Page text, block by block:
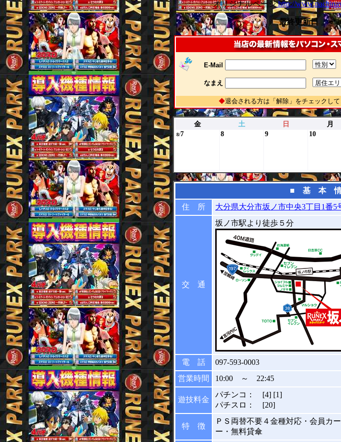
オリジナルページhttp://
最終更新日 ＜
E-Mail
なまえ
◆退会される方は「解除」をチェックし
金 土 日 月
8/7 8 9 10
■ 基 本
住 所
大分県大分市坂ノ市中央3丁目1番5
交 通
坂ノ市駅より徒歩５分
電 話
097-593-0003
営業時間
10:00 ～ 22:45
遊技料金
パチンコ： [4] [1]
パチスロ： [20]
特 徴
ＰＳ両替不要４金種対応・会員カ
ー・無料貸傘